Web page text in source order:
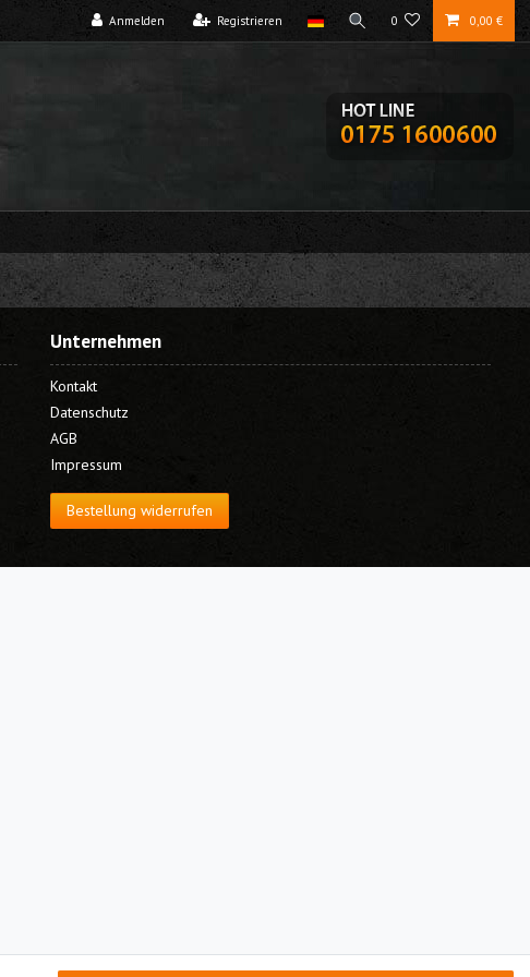
Anmelden Registrieren 0 0,00 €
Unternehmen
Kontakt
Datenschutz
AGB
Impressum
Bestellung widerrufen